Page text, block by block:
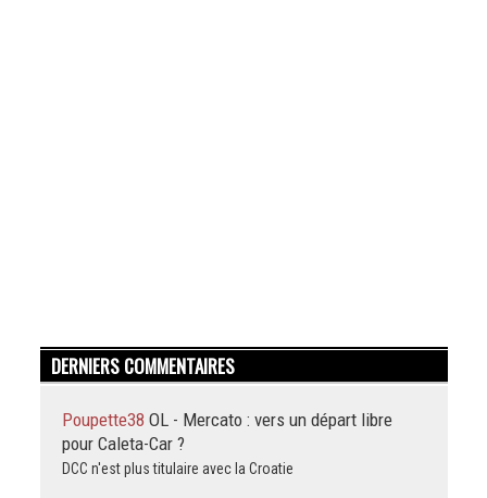
DERNIERS COMMENTAIRES
Poupette38 OL - Mercato : vers un départ libre
pour Caleta-Car ?
DCC n'est plus titulaire avec la Croatie